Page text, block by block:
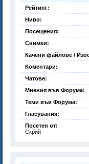
Рейтинг:
Ниво:
Посещения:
Снимки:
Качени файлове /
Коментари:
Чатове:
Мнения във Форума:
Теми във Форума:
Гласувания:
Посетен от:
Скрий